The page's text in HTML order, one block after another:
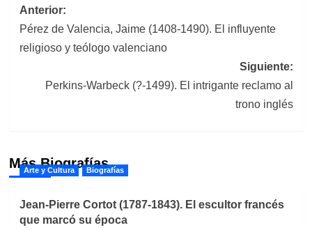
Navegación
de
entradas
Anterior:
Pérez de Valencia, Jaime (1408-1490). El influyente
religioso y teólogo valenciano
Siguiente:
Perkins-Warbeck (?-1499). El intrigante reclamo al
trono inglés
Más Biografías
Arte y Cultura Biografías
Jean-Pierre Cortot (1787-1843). El escultor francés
que marcó su época